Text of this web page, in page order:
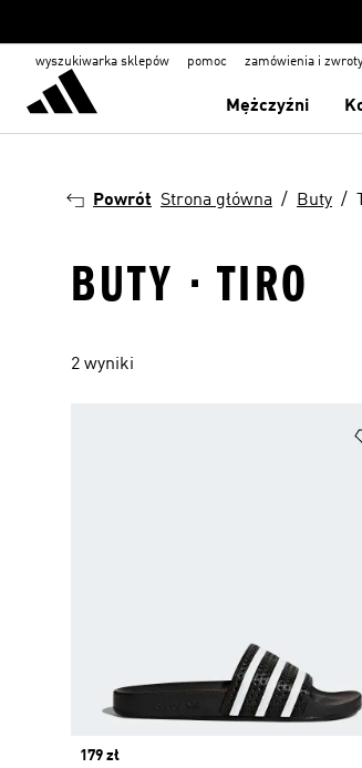
wyszukiwarka sklepów pomoc zamówienia i zwroty
Mężczyźni
Powrót Strona główna Buty
BUTY · TIRO
2 wyniki
Price
179 zł